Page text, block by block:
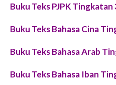
Buku Teks PJPK Tingkatan
Buku Teks Bahasa Cina
Buku Teks Bahasa Arab
Buku Teks Bahasa Iban